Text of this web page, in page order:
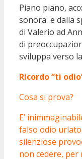
Piano piano,
sonora e dalla
di Valerio ad
di
sviluppa verso
Ricordo “ti
Cosa si prova?
E’
falso odio urlato
silenziose
non cedere,